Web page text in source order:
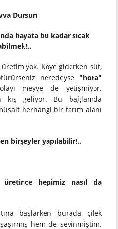
Dursun
hayata bu kadar sıcak
yok. Köye giderken süt,
neredeyse "hora"
meyve de yetişmiyor.
kış geliyor. Bu bağlamda
herhangi bir tarım alanı
birşeyler yapılabilir!..
üretince hepimiz nasıl da
başlarken burada çilek
hem de sevinmiştim.